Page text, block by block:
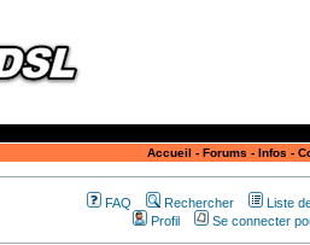
Accueil - Forums - Infos -
FAQ Rechercher
Liste
Profil
Se connecter